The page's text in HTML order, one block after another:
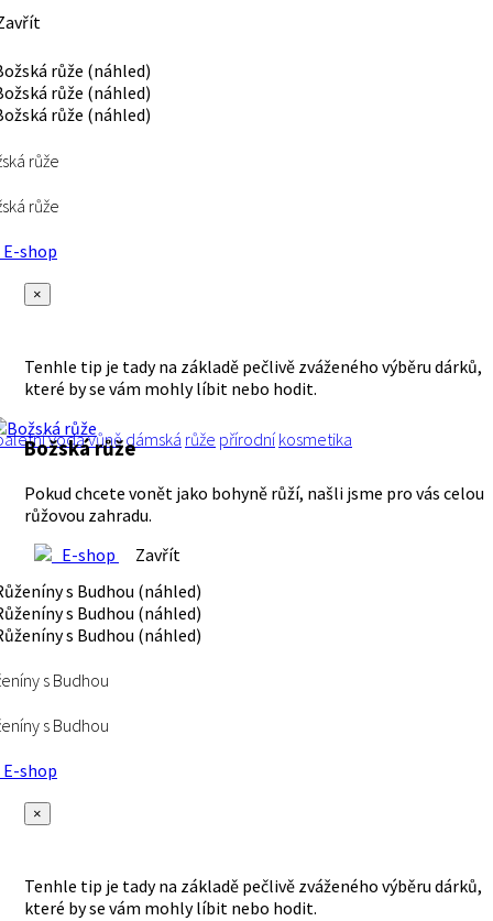
růže
růže
shop
×
Tenhle tip je tady na základě pečlivě zváženého výběru dárků,
které by se vám mohly líbit nebo hodit.
vodavůně dámská růže přírodní kosmetika
Božská růže
Pokud chcete vonět jako bohyně růží, našli jsme pro vás celou
růžovou zahradu.
E-shop
Zavřít
s Budhou
s Budhou
shop
×
Tenhle tip je tady na základě pečlivě zváženého výběru dárků,
které by se vám mohly líbit nebo hodit.